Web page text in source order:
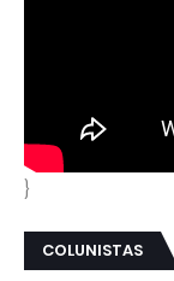
}
COLUNISTAS